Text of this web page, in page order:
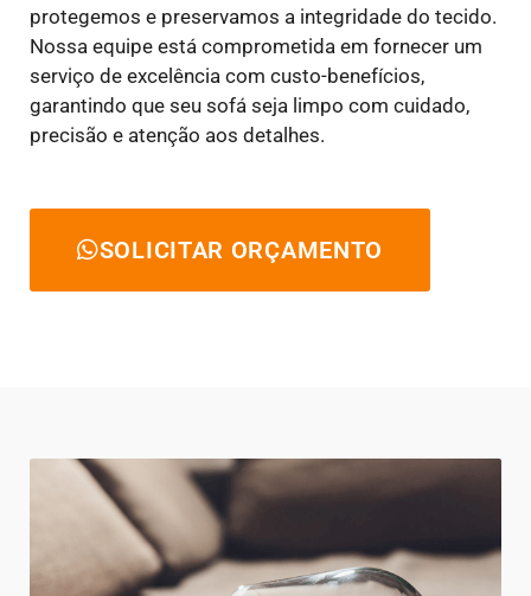
protegemos e preservamos a integridade do tecido.
Nossa equipe está comprometida em fornecer um
serviço de excelência com custo-benefícios,
garantindo que seu sofá seja limpo com cuidado,
precisão e atenção aos detalhes.
SOLICITAR ORÇAMENTO